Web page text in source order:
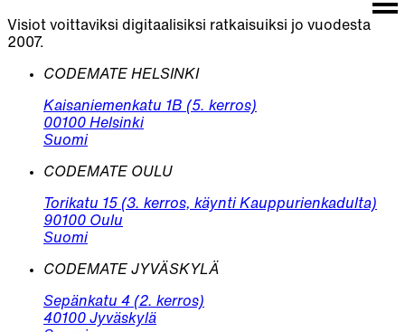
Visiot voittaviksi digitaalisiksi ratkaisuiksi jo vuodesta
2007.
CODEMATE HELSINKI
Kaisaniemenkatu 1B (5. kerros)
00100 Helsinki
Suomi
CODEMATE OULU
Torikatu 15 (3. kerros, käynti Kauppurienkadulta)
90100 Oulu
Suomi
CODEMATE JYVÄSKYLÄ
Sepänkatu 4 (2. kerros)
40100 Jyväskylä